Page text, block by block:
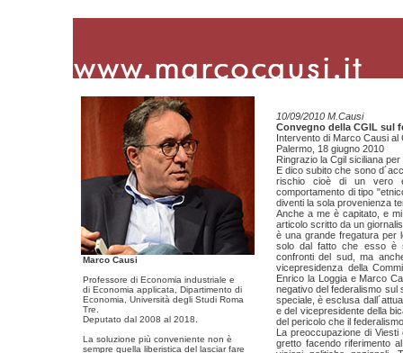
Marco Causi
Professore di Economia industriale e
di Economia applicata, Dipartimento di
Economia, Università degli Studi Roma
Tre.
Deputato dal 2008 al 2018.
La soluzione più conveniente non è
sempre quella liberistica del lasciar fare
10/09/2010 M.Causi
Convegno della CGIL sul
Intervento di Marco Causi
Palermo, 18 giugno 2010
Ringrazio la Cgil siciliana
E dico subito che sono
rischio cioè di un vero
comportamento di tipo
diventi la sola provenienza
Anche a me è capitato, e
articolo scritto da un
è una grande fregatura per
solo dal fatto che esso è
confronti del sud, ma
vicepresidenza della
Enrico la Loggia e Marco
negativo del federalismo sul
speciale, è esclusa
e del vicepresidente della
del pericolo che il
La preoccupazione di
gretto facendo riferimento